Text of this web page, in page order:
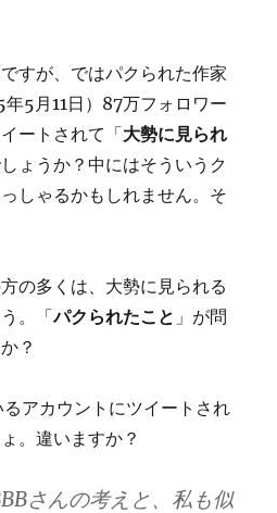
すが、ではパクられた作家
5月11日）87万フォロワー
ートされて「大勢に見られ
ょうか？中にはそういうク
しゃるかもしれません。そ
の多くは、大勢に見られる
。「パクられたこと 」が問
？
アカウントにツイートされ
。違いますか？
さんの考えと、私も似